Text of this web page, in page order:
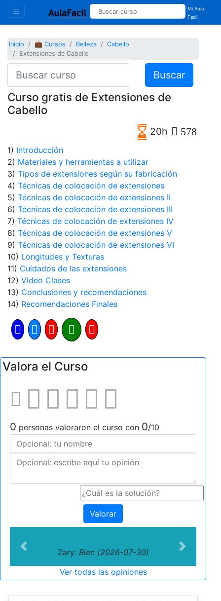
Mi Aula
Facil
Inicio 💼 Cursos Belleza
Cabello
Extensiones de Cabello
Buscar
Curso gratis de Extensiones de
Cabello
20h 578
1) Introducción
2) Materiales y herramientas a utilizar
3) Tipos de extensiones según su fabricación
4) Técnicas de colocación de extensiones
5) Técnicas de colocación de extensiones II
6) Técnicas de colocación de extensiones III
7) Técnicas de colocación de extensiones IV
8) Técnicas de colocación de extensiones V
9) Técnicas de colocación de extensiones VI
10) Longitudes y Texturas
11) Cuidados de las extensiones
12) Video Clases
13) Conclusiones y recomendaciones
14) Recomendaciones Finales
Valora el Curso
0 personas valoraron el curso con 0/10
Valorar
Zary: Bien (2026-07-30)
Previous Next
Ver todas las opiniones